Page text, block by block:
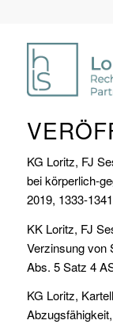
KG Loritz, FJ
bei körperlich-
2019, 1333-1341
KK Loritz, FJ
Verzinsung von
Abs. 5 Satz 4
KG Loritz,